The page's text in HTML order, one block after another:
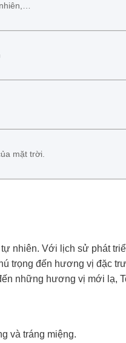
mặt trời.
nhiên. Với lịch sử phát
trọng đến hương vị đặc
những hương vị mới lạ,
và tráng miệng.